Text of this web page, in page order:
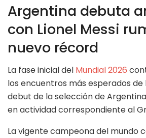
Argentina debuta
con Lionel Messi
nuevo récord
La fase inicial del Mundial 2026
los encuentros más esperados de
debut de la selección de
en actividad correspondiente al
La vigente campeona del mundo